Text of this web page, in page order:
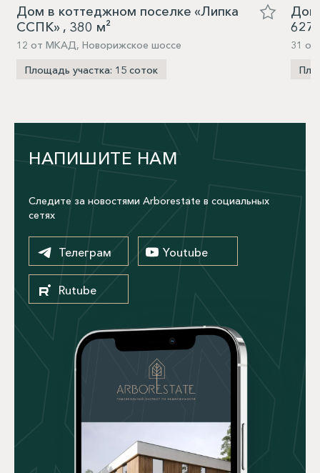
Дом в коттеджном поселке «Липка
ССПК» , 380 м²
12 от МКАД, Новорижское шоссе
Площадь участка: 15 соток
Дом
31
НАПИШИТЕ НАМ
Следите за новостями Arborestate в социальных
сетях
Телеграм Youtube
Rutube